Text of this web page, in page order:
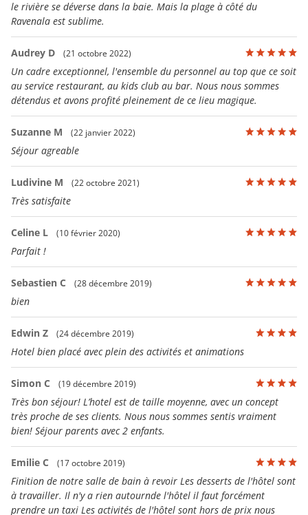
le rivière se déverse dans la baie. Mais la plage à côté du
Ravenala est sublime.
Audrey D (21 octobre 2022)
Un cadre exceptionnel, l'ensemble du personnel au top que ce soit
au service restaurant, au kids club au bar. Nous nous sommes
détendus et avons profité pleinement de ce lieu magique.
Suzanne M (22 janvier 2022)
Séjour agreable
Ludivine M (22 octobre 2021)
Très satisfaite
Celine L (10 février 2020)
Parfait !
Sebastien C (28 décembre 2019)
bien
Edwin Z (24 décembre 2019)
Hotel bien placé avec plein des activités et animations
Simon C (19 décembre 2019)
Très bon séjour! L’hotel est de taille moyenne, avec un concept
très proche de ses clients. Nous nous sommes sentis vraiment
bien! Séjour parents avec 2 enfants.
Emilie C (17 octobre 2019)
Finition de notre salle de bain à revoir Les desserts de l'hôtel sont
à travailler. Il n'y a rien autournde l'hôtel il faut forcément
prendre un taxi Les activités de l'hôtel sont hors de prix nous